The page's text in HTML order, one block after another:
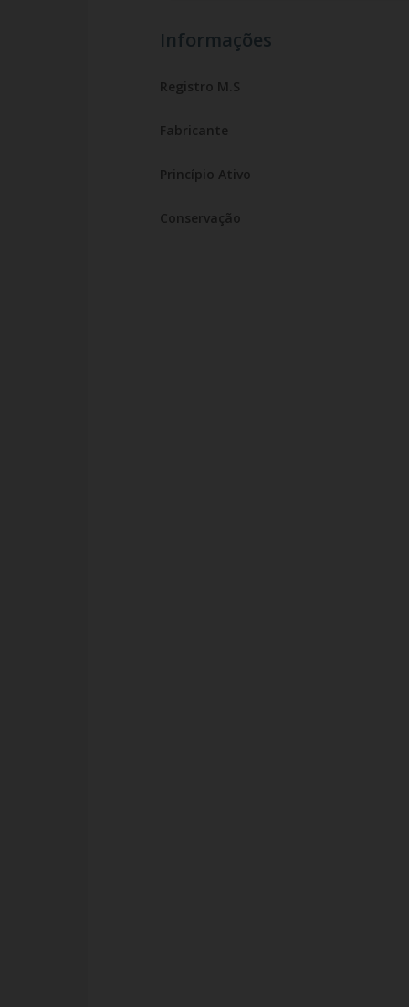
Informações
Registro M.S
Fabricante
Princípio Ativo
Conservação